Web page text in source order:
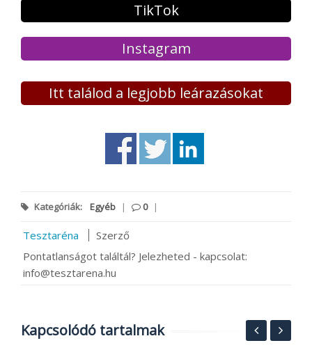
TikTok
Instagram
Itt találod a legjobb leárazásokat
Kategóriák: Egyéb | 0 |
Tesztaréna
Szerző
Pontatlanságot találtál? Jelezheted - kapcsolat:
info@tesztarena.hu
Kapcsolódó tartalmak